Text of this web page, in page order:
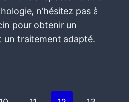
n’hésitez pas à
pour obtenir un
un traitement adapté.